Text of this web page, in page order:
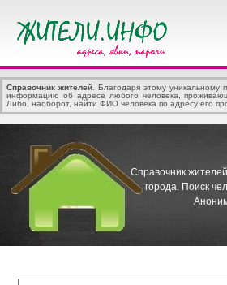
Справочник жителей . Благодаря этому уникальному
информацию об адресе любого человека,
Либо, наоборот, найти ФИО человека по адресу его
Справочник
города. Поиск